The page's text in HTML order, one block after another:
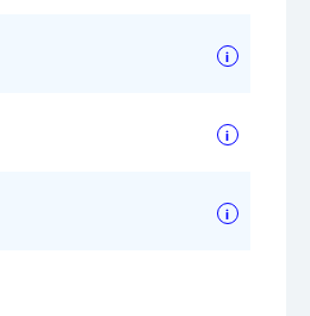
i
i
i